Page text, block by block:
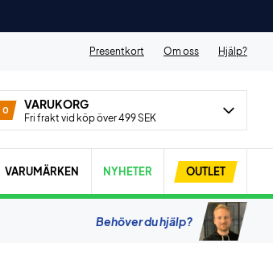
Presentkort Om oss Hjälp?
0 VARUKORG
Fri frakt vid köp över 499 SEK
VARUMÄRKEN NYHETER OUTLET
Behöver du hjälp?